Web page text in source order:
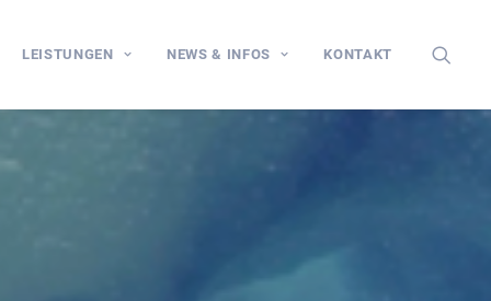
LEISTUNGEN NEWS & INFOS KONTAKT